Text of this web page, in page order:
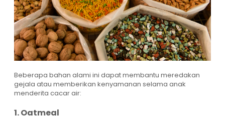
Beberapa bahan alami ini dapat membantu meredakan
gejala atau memberikan kenyamanan selama anak
menderita cacar air:
1. Oatmeal